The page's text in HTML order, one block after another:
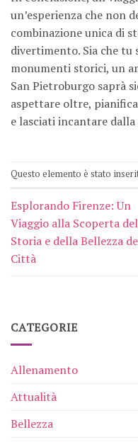
un’esperienza che non
combinazione unica di
divertimento. Sia che tu
monumenti storici, un
San Pietroburgo saprà
aspettare oltre,
e lasciati incantare
Questo elemento è stato
Esplorando Firenze: Un
Viaggio alla Scoperta
Storia e della Bellezza
Città
CATEGORIE
Allenamento
Attualità
Bellezza